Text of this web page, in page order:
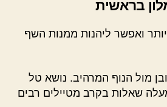
בראשית
ואפשר ליהנות ממנות השף
מול הנוף המרהיב. נושא טל
שאלות בקרב מטיילים רבים